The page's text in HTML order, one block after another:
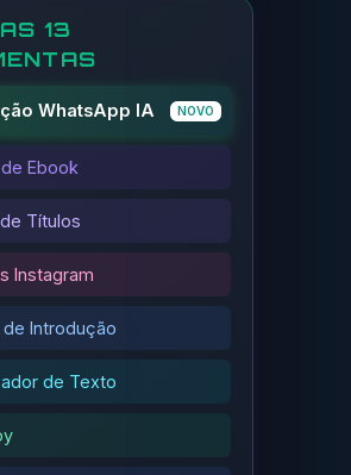
13
WhatsApp IA NOVO
Ebook
Títulos
Instagram
Introdução
de Texto